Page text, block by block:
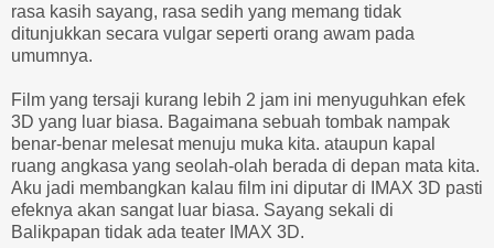
rasa kasih sayang, rasa sedih yang memang tidak
ditunjukkan secara vulgar seperti orang awam pada
umumnya.
Film yang tersaji kurang lebih 2 jam ini menyuguhkan efek
3D yang luar biasa. Bagaimana sebuah tombak nampak
benar-benar melesat menuju muka kita. ataupun kapal
ruang angkasa yang seolah-olah berada di depan mata kita.
Aku jadi membangkan kalau film ini diputar di IMAX 3D pasti
efeknya akan sangat luar biasa. Sayang sekali di
Balikpapan tidak ada teater IMAX 3D.